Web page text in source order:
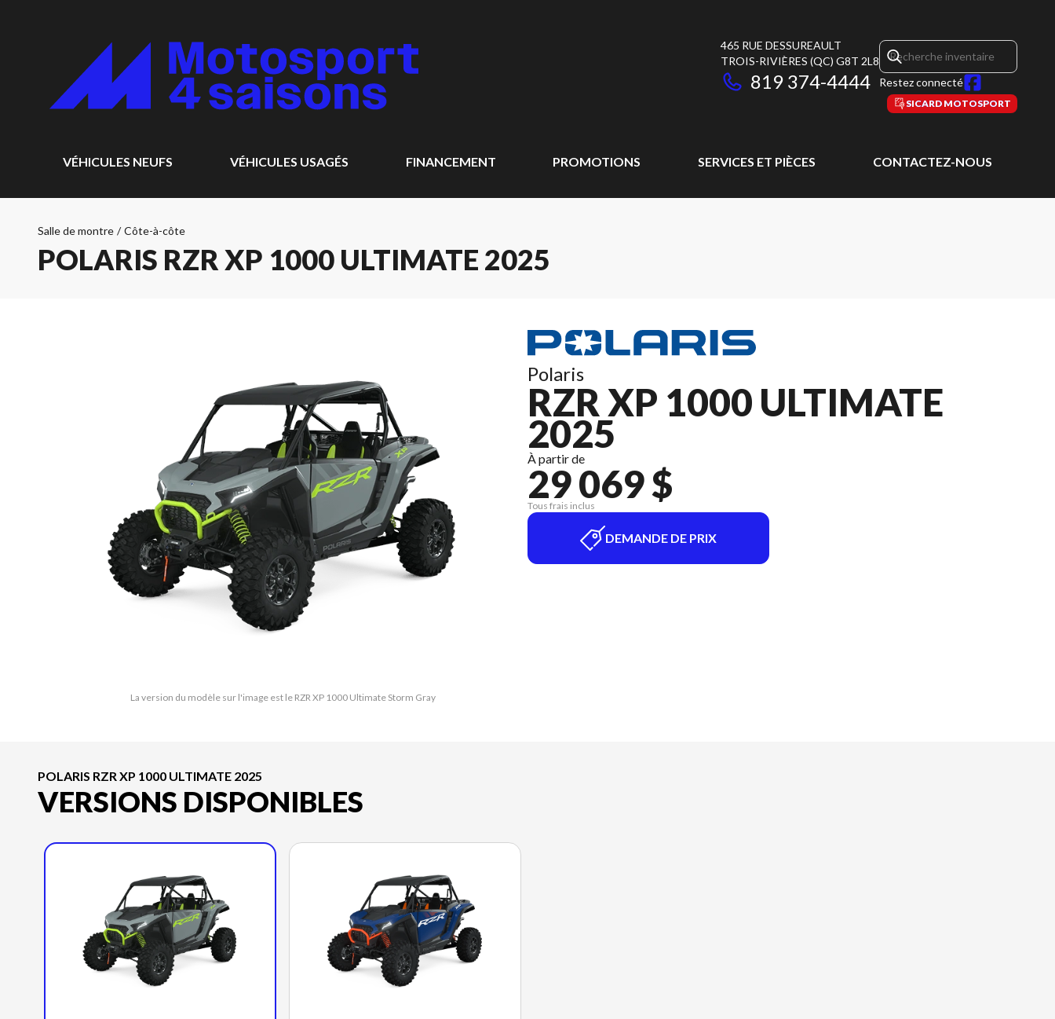
465 RUE DESSUREAULT
TROIS-RIVIÈRES (QC) G8T 2L8
819 374-4444 Restez connecté
SICARD MOTOSPORT
VÉHICULES NEUFS VÉHICULES USAGÉS FINANCEMENT PROMOTIONS SERVICES ET PIÈCES CONTACTEZ-NOUS
Salle de montre / Côte-à-côte
POLARIS RZR XP 1000 ULTIMATE 2025
La version du modèle sur l'image est le RZR XP 1000 Ultimate Storm Gray
Polaris
RZR XP 1000 ULTIMATE
2025
À partir de
29 069 $
Tous frais inclus
DEMANDE DE PRIX
POLARIS RZR XP 1000 ULTIMATE 2025
VERSIONS DISPONIBLES